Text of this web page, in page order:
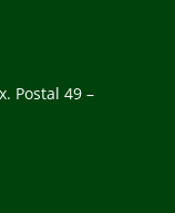
Postal 49 –